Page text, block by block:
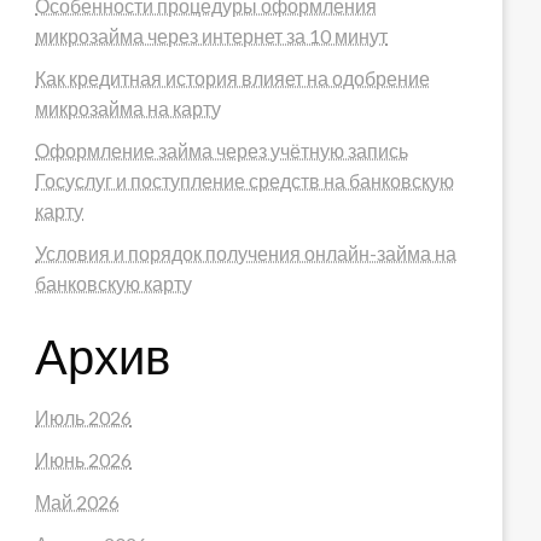
Особенности процедуры оформления
микрозайма через интернет за 10 минут
Как кредитная история влияет на одобрение
микрозайма на карту
Оформление займа через учётную запись
Госуслуг и поступление средств на банковскую
карту
Условия и порядок получения онлайн-займа на
банковскую карту
Архив
Июль 2026
Июнь 2026
Май 2026